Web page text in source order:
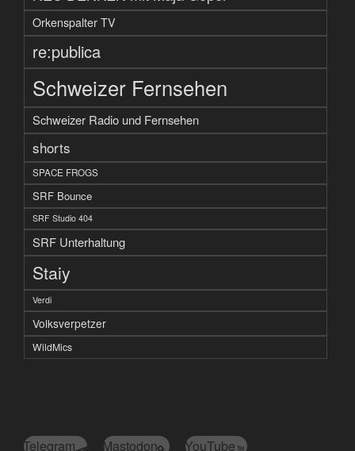
Orkenspalter TV
re:publica
Schweizer Fernsehen
Schweizer Radio und Fernsehen
shorts
SPACE FROGS
SRF Bounce
SRF Studio 404
SRF Unterhaltung
Staiy
Verdi
Volksverpetzer
WildMics
Telegram Mastodon YouTube